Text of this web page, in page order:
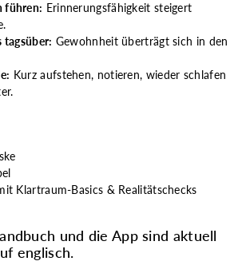
führen: Erinnerungsfähigkeit steigert
tagsüber: Gewohnheit überträgt sich in den
Kurz aufstehen, notieren, wieder schlafen
Klartraum-Basics & Realitätschecks
und die App sind aktuell
englisch.